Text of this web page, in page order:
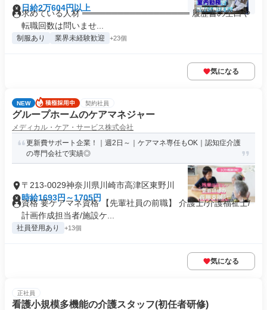
日給2万604円以上
求めている人材 ══════════════════ 履歴書の空白や
転職回数は問いませ...
制服あり 業界未経験歓迎 +23個
気になる
NEW 契約社員
グループホームのケアマネジャー
メディカル・ケア・サービス株式会社
更新費サポート企業！｜週2日～｜ケアマネ専任もOK｜認知症介護
の専門会社で実績◎
〒213-0029神奈川県川崎市高津区東野川
時給1693円～1705円
資格 要ケアマネ資格 【先輩社員の前職】 介護士/介護福祉士/
計画作成担当者/施設ケ...
社員登用あり +13個
気になる
正社員
看護小規模多機能の介護スタッフ(初任者研修)